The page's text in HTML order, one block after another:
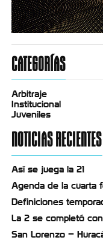
CATEGORÍAS
Arbitraje
Institucional
Juveniles
NOTICIAS RECIENTES
Así se juega la 21
Agenda de la cuarta
Definiciones
La 2 se completó
San Lorenzo –